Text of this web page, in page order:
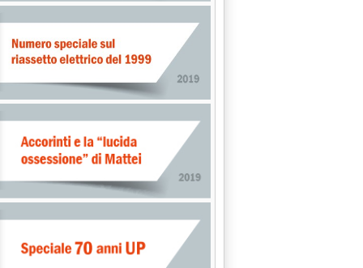
IMPEGNI . I SINDACATI, “ORA IL PIANO
alle 15.48.